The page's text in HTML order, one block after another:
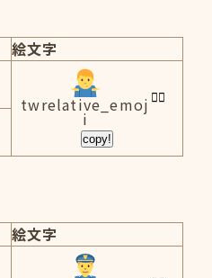
絵文字
twrelative_emoj
i
copy!
絵文字